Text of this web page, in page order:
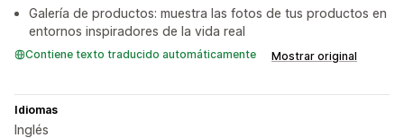
Galería de productos: muestra las fotos de tus productos en
entornos inspiradores de la vida real
Contiene texto traducido automáticamente Mostrar original
Idiomas
Inglés